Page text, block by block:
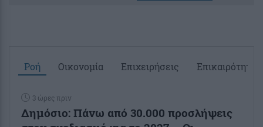
Ροή Οικονομία Επιχειρήσεις Επικαιρότητα
3 ώρες πριν
Δημόσιο: Πάνω από 30.000 προσλήψεις